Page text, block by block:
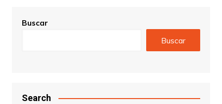
Buscar
Buscar
Search